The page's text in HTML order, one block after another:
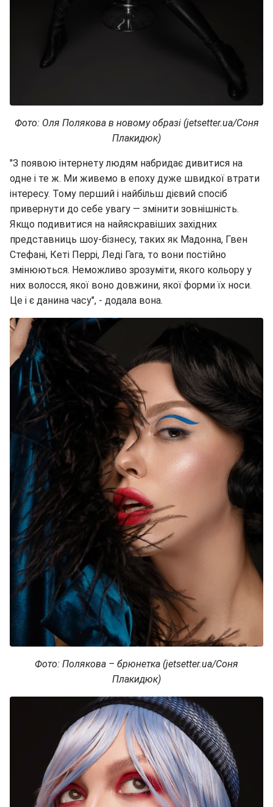
Фото: Оля Полякова в новому образі (jetsetter.ua/Соня
Плакидюк)
"З появою інтернету людям набридає дивитися на
одне і те ж. Ми живемо в епоху дуже швидкої втрати
інтересу. Тому перший і найбільш дієвий спосіб
привернути до себе увагу — змінити зовнішність.
Якщо подивитися на найяскравіших західних
представниць шоу-бізнесу, таких як Мадонна, Гвен
Стефані, Кеті Перрі, Леді Гага, то вони постійно
змінюються. Неможливо зрозуміти, якого кольору у
них волосся, якої воно довжини, якої форми їх носи.
Це і є данина часу", - додала вона.
Фото: Полякова – брюнетка (jetsetter.ua/Соня
Плакидюк)